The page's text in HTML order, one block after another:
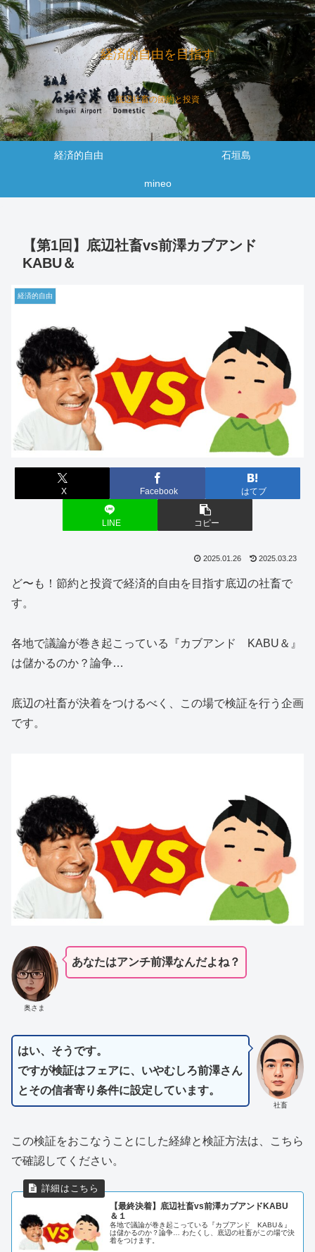
経済的自由を目指す
底辺社畜の節約と投資
経済的自由 石垣島
mineo
【第1回】底辺社畜vs前澤カブアンド
KABU＆
経済的自由
X Facebook はてブ
LINE コピー
2025.01.26 2025.03.23
ど〜も！節約と投資で経済的自由を目指す底辺の社畜で
す。
各地で議論が巻き起こっている『カブアンド KABU＆』
は儲かるのか？論争…
底辺の社畜が決着をつけるべく、この場で検証を行う企画
です。
奥さま
あなたはアンチ前澤なんだよね？
社畜
はい、そうです。
ですが検証はフェアに、いやむしろ前澤さん
とその信者寄り条件に設定しています。
この検証をおこなうことにした経緯と検証方法は、こちら
で確認してください。
【最終決着】底辺社畜vs前澤カブアンドKABU
＆１
各地で議論が巻き起こっている『カブアンド KABU＆』
は儲かるのか？論争… わたくし、底辺の社畜がこの場で決
着をつけます。